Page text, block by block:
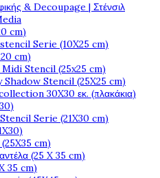
& Decoupage | Στένσιλ
cm)
Serie (10X25 cm)
cm)
Stencil (25x25 cm)
Stencil (25X25 cm)
30X30 εκ. (πλακάκια)
Serie (21X30 cm)
cm)
(25 X 35 cm)
35 cm)